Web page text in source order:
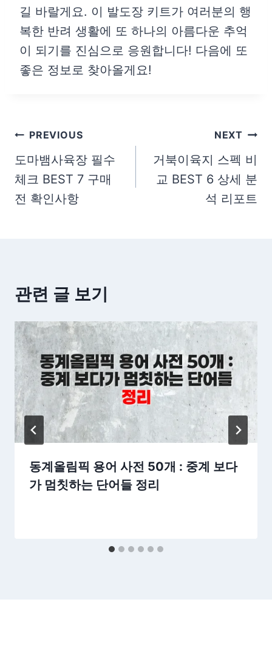
길 바랄게요. 이 발도장 키트가 여러분의 행
복한 반려 생활에 또 하나의 아름다운 추억
이 되기를 진심으로 응원합니다! 다음에 또
좋은 정보로 찾아올게요!
글
탐
색
PREVIOUS
도마뱀사육장 필수
체크 BEST 7 구매
전 확인사항
NEXT
거북이육지 스펙 비
교 BEST 6 상세 분
석 리포트
관련 글 보기
동계올림픽 용어 사전 50개 : 중계 보다
가 멈칫하는 단어들 정리